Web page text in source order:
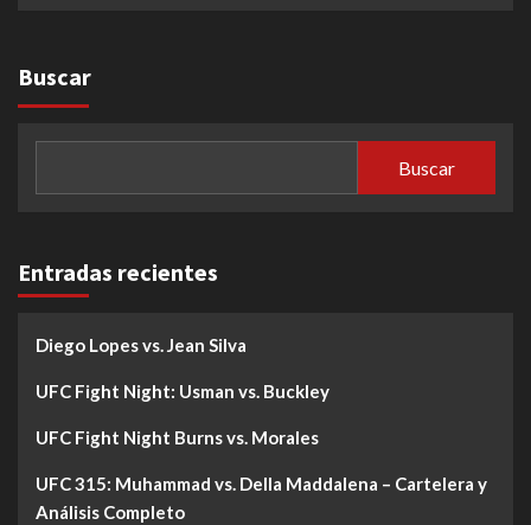
Buscar
Buscar
Entradas recientes
Diego Lopes vs. Jean Silva
UFC Fight Night: Usman vs. Buckley
UFC Fight Night Burns vs. Morales
UFC 315: Muhammad vs. Della Maddalena – Cartelera y
Análisis Completo